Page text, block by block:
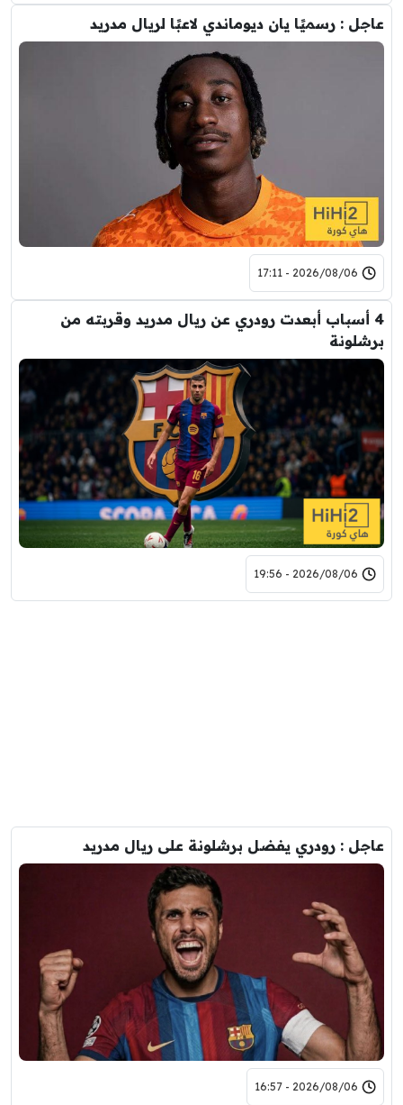
عاجل : رسميًا يان ديوماندي لاعبًا لريال مدريد
2026/08/06 - 17:11
4 أسباب أبعدت رودري عن ريال مدريد وقربته من
برشلونة
2026/08/06 - 19:56
عاجل : رودري يفضل برشلونة على ريال مدريد
2026/08/06 - 16:57